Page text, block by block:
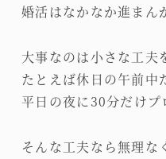
婚活はなかなか進まん
大事なのは小さな工夫
たとえば休日の午前中
平日の夜に30分だけプ
そんな工夫なら無理な